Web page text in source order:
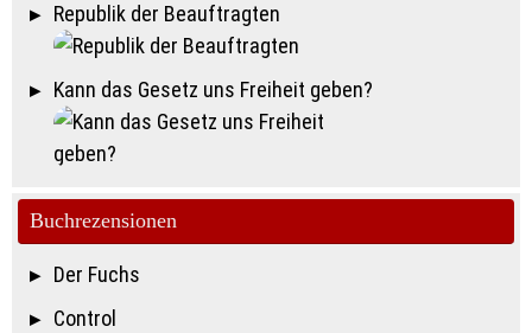
Republik der Beauftragten
Kann das Gesetz uns Freiheit geben?
Buchrezensionen
Der Fuchs
Control